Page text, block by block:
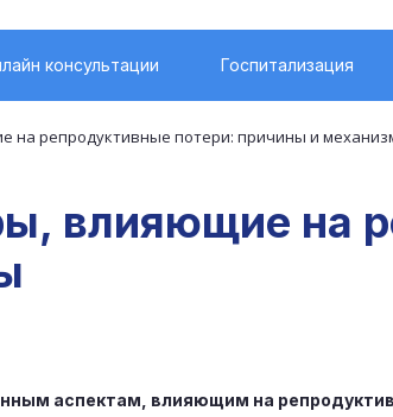
консультации Госпитализация
на репродуктивные потери: причины и
влияющие на
аспектам, влияющим на